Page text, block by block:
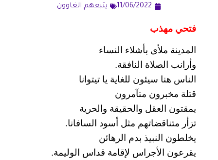
11/06/2022 يتبعهم الغاوون
فتحي مهذب
المدينة ملأى بأشلاء النساء
وأرانب الصلاة النافقة.
الناس هنا سيئون للغاية يا تيتوانا
قتلة مخبرون متآمرون
يمقتون العقل والحقيقة والحرية
تزأر متناقضاتهم مثل أسود السافانا.
يخلطون النبيذ بدم الرهائن
يقرعون الأجراس لإقامة قداس الوليمة.